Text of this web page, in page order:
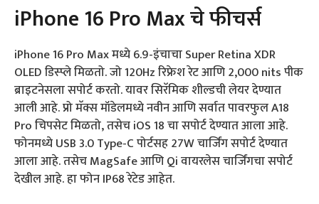
iPhone 16 Pro Max चे फीचर्स
iPhone 16 Pro Max मध्ये 6.9-इंचाचा Super Retina XDR
OLED डिस्प्ले मिळतो. जो 120Hz रिफ्रेश रेट आणि 2,000 nits पीक
ब्राइटनेसला सपोर्ट करतो. यावर सिरॅमिक शील्डची लेयर देण्यात
आली आहे. प्रो मॅक्स मॉडेलमध्ये नवीन आणि सर्वात पावरफुल A18
Pro चिपसेट मिळतो, तसेच iOS 18 चा सपोर्ट देण्यात आला आहे.
फोनमध्ये USB 3.0 Type-C पोर्टसह 27W चार्जिंग सपोर्ट देण्यात
आला आहे. तसेच MagSafe आणि Qi वायरलेस चार्जिंगचा सपोर्ट
देखील आहे. हा फोन IP68 रेटेड आहेत.